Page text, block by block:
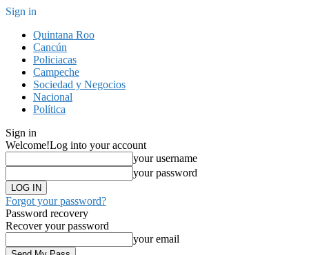
Sign in
Quintana Roo
Cancún
Policiacas
Campeche
Sociedad y Negocios
Nacional
Política
Sign in
Welcome!Log into your account
your username
your password
Forgot your password?
Password recovery
Recover your password
your email